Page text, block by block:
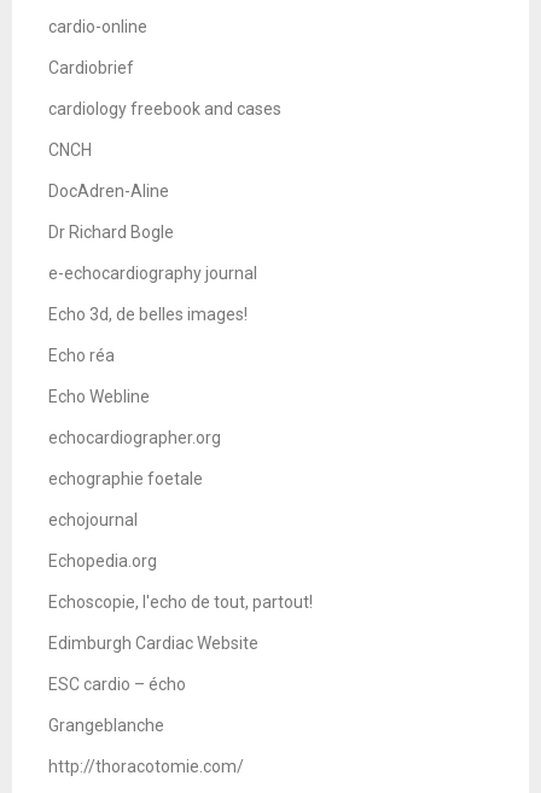
cardio-online
Cardiobrief
cardiology freebook and cases
CNCH
DocAdren-Aline
Dr Richard Bogle
e-echocardiography journal
Echo 3d, de belles images!
Echo réa
Echo Webline
echocardiographer.org
echographie foetale
echojournal
Echopedia.org
Echoscopie, l'echo de tout, partout!
Edimburgh Cardiac Website
ESC cardio – écho
Grangeblanche
http://thoracotomie.com/